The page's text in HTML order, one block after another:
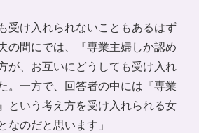
受け入れられないこともあるはず
の間にでは、『専業主婦しか認め
が、お互いにどうしても受け入れ
。一方で、回答者の中には『専業
という考え方を受け入れられる女
なのだと思います」